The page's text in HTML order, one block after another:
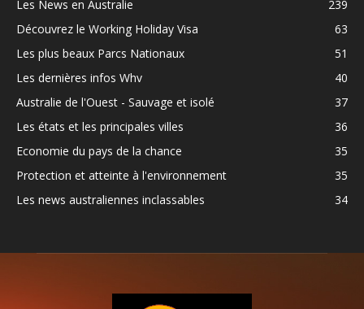
Les News en Australie
239
Découvrez le Working Holiday Visa
63
Les plus beaux Parcs Nationaux
51
Les dernières infos Whv
40
Australie de l'Ouest - Sauvage et isolé
37
Les états et les principales villes
36
Economie du pays de la chance
35
Protection et atteinte à l'environnement
35
Les news australiennes inclassables
34